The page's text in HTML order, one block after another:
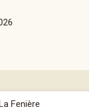
Fenière